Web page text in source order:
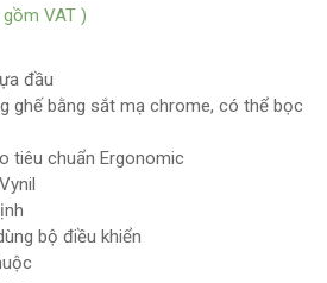
VAT )
đầu
ghế bằng sắt mạ chrome, có thể bọc
tiêu chuẩn Ergonomic
bộ điều khiển